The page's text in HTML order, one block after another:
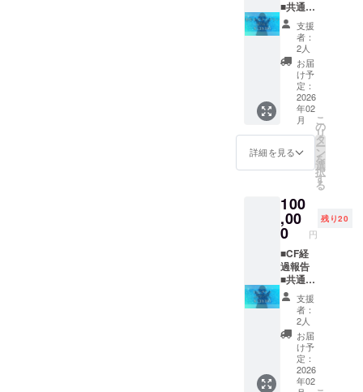
載を希
望され
るお名
前をご
記入く
ださい
ジット
させて
いただ
きます
※プラン
購入の
際、必
ず備考
欄に掲
載を希
るお名
前をご
ださい
際、必
ず備考
欄に掲
載を希
望され
るお名
前をご
記入く
ださい
※ローカ
ボイス
メッ
された
言語で
の挨拶
を含ん
だ音声
となり
ます ※
ローカ
ライズ
写真集
データ
は指定
された
言語で
オ代は
ご負担
くださ
い。 ・
スタッ
フが同
行しま
すが、
ぷおぷ
おと支
援者様
の分の
くださ
い。 ・
このプ
ランで
は1名の
み参加
いただ
けま
す。
（複数
カメラ
マンで
のシェ
アはで
きませ
所を支
援者様
と個別
に相談
させて
いただ
きま
す。 ・
スタジ
オ代は
ご負担
くださ
行しま
すが、
ぷおぷ
おと支
援者様
の分の
スタジ
オ代を
ご負担
くださ
い。 ・
このプ
ランで
は1名の
み参加
ンで
す。 ・
日程：
調整の
上決定
・場
所：池
袋駅を
起点と
して電
車で1時
間圏内
のスタ
ジオ
の上決
定） ・
支援者
様の交
通費や
滞在費
は各自
でご負
担くだ
さい。
・クラ
ウド
ファン
ディン
グ終了
真デー
タ ■
ローカ
ライズ
ボイス
メッ
セージ
■ローカ
ライズ
写真集
データ
■ローカ
ライズ
Live2D
レ動画
（個
別） ■
ポエト
リー
リー
ディン
グ楽曲
★エア
メール
★CF限
定写真
通あり
がとう
■共通あ
りがと
うボイ
ス ■サ
イン入
りKV壁
紙 ■初
配信お
名前記
（大）
★缶
バッジ
★2次元
■2次元
イラス
ト付き
ボイス
メッ
セージ
★3次元
アクリ
ルスタ
ンド ■3
次元オ
リジナ
ルコス
プレ動
画 ■写
支援
者：
2人
お届
け予
定：
2026
年02
月
詳細を見る
こ
の
リ
タ
ー
ン
を
選
択
す
る
100
,00
0 円
残り20
■CF経
過報告
■共通あ
りがと
うボイ
ス ■サ
イン入
りKV壁
紙 ■初
配信お
名前記
支援
者：
2人
お届
け予
定：
2026
年02